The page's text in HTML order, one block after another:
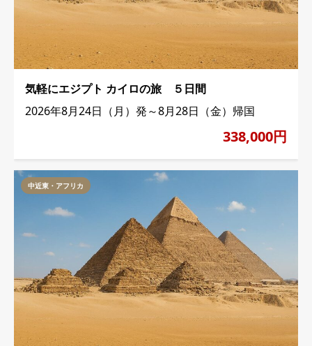
気軽にエジプト カイロの旅 ５日間
2026年8月24日（月）発～8月28日（金）帰国
338,000円
中近東・アフリカ